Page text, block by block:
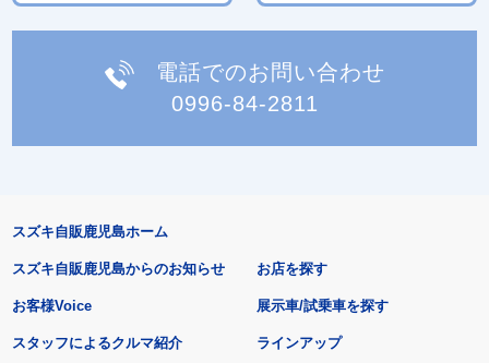
電話でのお問い合わせ
0996-84-2811
スズキ自販鹿児島ホーム
スズキ自販鹿児島からのお知らせ
お客様Voice
スタッフによるクルマ紹介
お店を探す
展示車/試乗車を探す
ラインアップ